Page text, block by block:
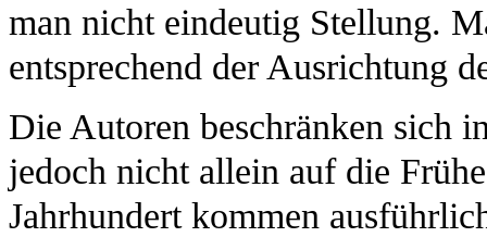
man nicht eindeutig Stellung.
entsprechend der Ausrichtung
Die Autoren beschränken sich
jedoch nicht allein auf die
Jahrhundert kommen